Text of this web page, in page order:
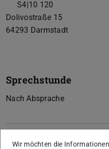
S4|10 120
Dolivostraße 15
64293 Darmstadt
Sprechstunde
Nach Absprache
Publikationen
Wir möchten die